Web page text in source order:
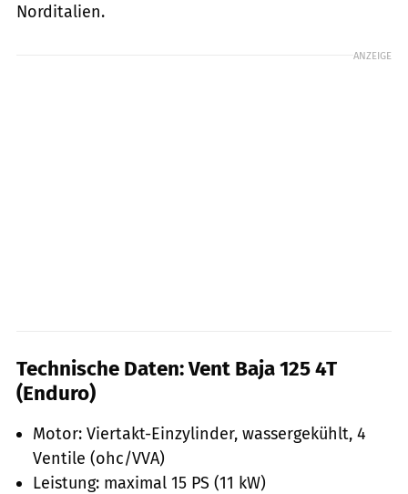
Norditalien.
ANZEIGE
Technische Daten: Vent Baja 125 4T
(Enduro)
Motor: Viertakt-Einzylinder, wassergekühlt, 4
Ventile (ohc/VVA)
Leistung: maximal 15 PS (11 kW)